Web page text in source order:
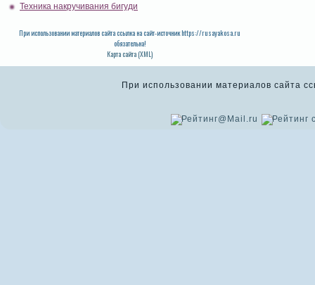
Техника накручивания бигуди
При использовании материалов сайта ссылка на сайт-источник https://rusayakosa.ru
обязательна!
Карта сайта (XML)
При использовании материалов сайта